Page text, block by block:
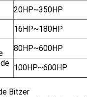
20HP~350HP
16HP~180HP
80HP~600HP
100HP~600HP
Bitzer